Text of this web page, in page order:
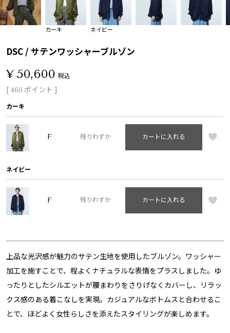
カーキ ネイビー
DSC / サテンワッシャーブルゾン
¥ 50,600 税込
[ 460 ポイント ]
カーキ
F 残りわずか カートに入れる
ネイビー
F 残りわずか カートに入れる
上品な光沢感が魅力のサテン生地を使用したブルゾン。ワッシャー
加工を施すことで、程よくナチュラルな表情をプラスしました。ゆ
ったりとしたシルエットが腰まわりをさりげなくカバーし、リラッ
クス感のある着こなしを実現。カジュアルなボトムスと合わせるこ
とで、ほどよく女性らしさを添えたスタイリングが楽しめます。